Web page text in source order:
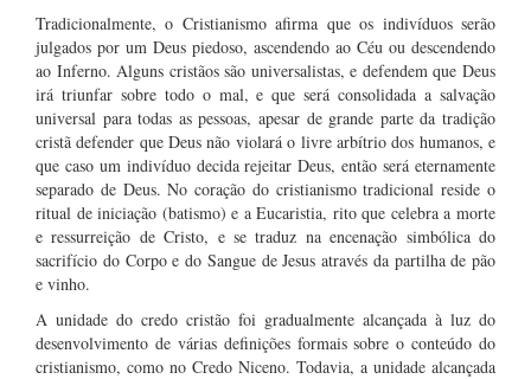
Tradicionalmente, o Cristianismo afirma que os indivíduos serão
julgados por um Deus piedoso, ascendendo ao Céu ou descendendo
ao Inferno. Alguns cristãos são universalistas, e defendem que Deus
irá triunfar sobre todo o mal, e que será consolidada a salvação
universal para todas as pessoas, apesar de grande parte da tradição
cristã defender que Deus não violará o livre arbítrio dos humanos, e
que caso um indivíduo decida rejeitar Deus, então será eternamente
separado de Deus. No coração do cristianismo tradicional reside o
ritual de iniciação (batismo) e a Eucaristia, rito que celebra a morte
e ressurreição de Cristo, e se traduz na encenação simbólica do
sacrifício do Corpo e do Sangue de Jesus através da partilha de pão
e vinho.
A unidade do credo cristão foi gradualmente alcançada à luz do
desenvolvimento de várias definições formais sobre o conteúdo do
cristianismo, como no Credo Niceno. Todavia, a unidade alcançada